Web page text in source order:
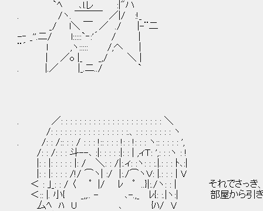
`ﾍ ､l.レ :|"ハ
. /ヽ. ￣￣￣ ／|/ :!_
_/ l＼ ￣ ／ ./ |-¨二
-‐ _''.二/ l:::::`‐:'´ / |
¨´ l ,ヽ::::: /,へ |
| ／o |_ _,/ ＼ |
. |.／ |_.二../ `
. ／: : : : : : : : : : : : : : : : : : : : : : ＼
/: : : : : : : : : : : : : : : : :.、: : : : : : : : ヽ
. /: : /:: : : / : : : !:: : : : !: : !: : : ヽ:: : : : : ',
/: : /: : : 斗--､ :|: : : : :|: : | ,ィＴ: ',: : :ヽ : !
|: : |: : : : : |: / ＼: : /|:.ィ: :ヽ: : :.|.: : : ﾄ､:|
|: : |: : : : /!/ ⌒ヽ| :/ |:./⌒ヽＶ: |.: : : | V
＜ : ｣_: : / 〈 ﾟ |/ ﾚ ﾟ ..}|:./ヽ: : | それでさっき、
＜:: |. 小{ _,,.. - ､-.,_ ﾚ{: :.|ヽ:| 部屋から引きずり
厶ﾍ ﾊ U ､ {ﾊ/ V